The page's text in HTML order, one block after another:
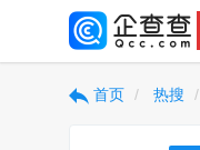
首页 热搜